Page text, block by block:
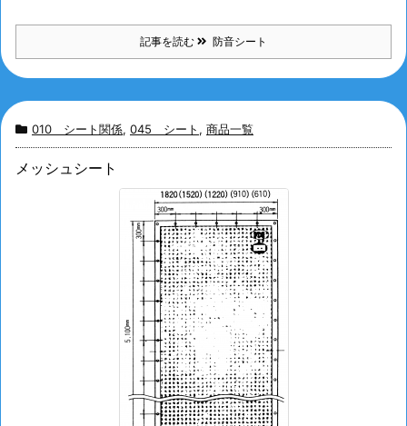
記事を読む 防音シート
010 シート関係, 045 シート , 商品一覧
メッシュシート